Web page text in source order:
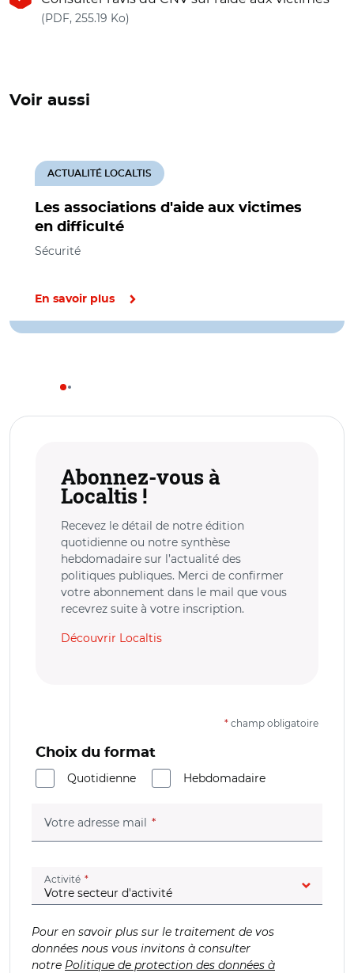
(PDF, 255.19 Ko)
Voir aussi
Les associations d'aide aux victimes
en difficulté
ACTUALITÉ LOCALTIS
Sécurité
En savoir plus
Abonnez-vous à
Localtis !
Recevez le détail de notre édition
quotidienne ou notre synthèse
hebdomadaire sur l’actualité des
politiques publiques. Merci de confirmer
votre abonnement dans le mail que vous
recevrez suite à votre inscription.
Découvrir Localtis
* champ obligatoire
Choix du format
Quotidienne
Hebdomadaire
Votre adresse mail (champ obligatoire)
Activité (champ obligatoire)
Pour en savoir plus sur le traitement de vos
données nous vous invitons à consulter
notre Politique de protection des données à